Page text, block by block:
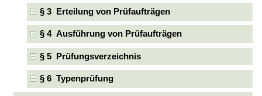
§ 3 Erteilung von Prüfaufträgen
§ 4 Ausführung von Prüfaufträgen
§ 5 Prüfungsverzeichnis
§ 6 Typenprüfung